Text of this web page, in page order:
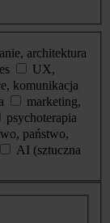
architektura
UX,
komunikacja
marketing,
psychoterapia
państwo,
AI (sztuczna